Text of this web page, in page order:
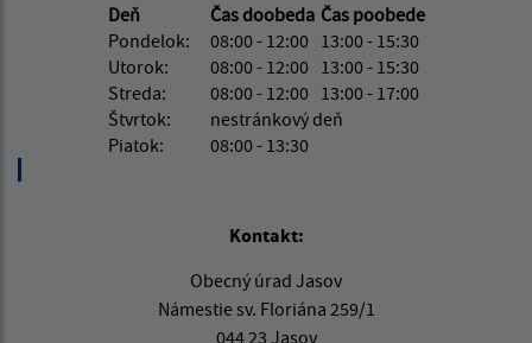
Deň
Čas doobeda Čas poobede
Pondelok:
08:00 - 12:00 13:00 - 15:30
Utorok:
08:00 - 12:00 13:00 - 15:30
Streda:
08:00 - 12:00 13:00 - 17:00
Štvrtok:
nestránkový deň
Piatok:
08:00 - 13:30
Kontakt:
Obecný úrad Jasov
Námestie sv. Floriána 259/1
044 23 Jasov